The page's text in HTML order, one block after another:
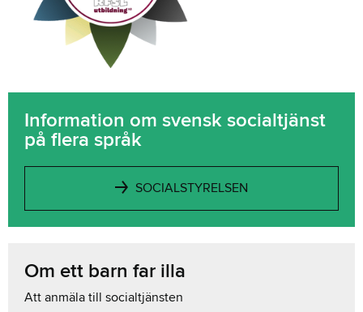
Information om svensk socialtjänst
på flera språk
SOCIALSTYRELSEN
Om ett barn far illa
Att anmäla till socialtjänsten